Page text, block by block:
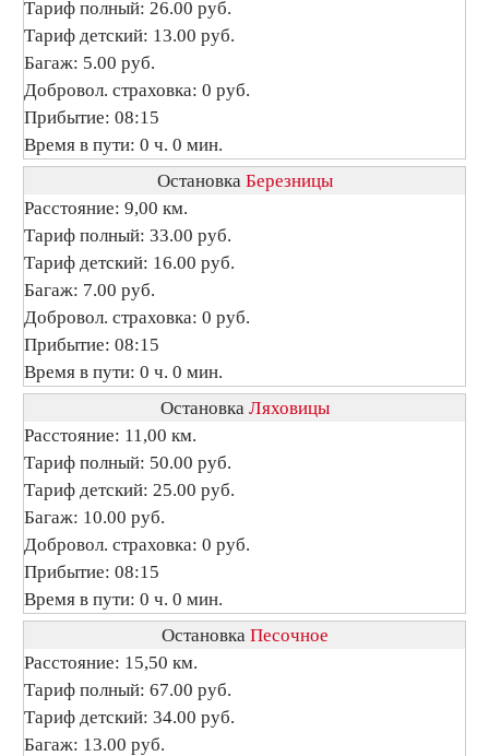
Тариф полный: 26.00 руб.
Тариф детский: 13.00 руб.
Багаж: 5.00 руб.
Добровол. страховка: 0 руб.
Прибытие: 08:15
Время в пути: 0 ч. 0 мин.
Остановка Березницы
Расстояние: 9,00 км.
Тариф полный: 33.00 руб.
Тариф детский: 16.00 руб.
Багаж: 7.00 руб.
Добровол. страховка: 0 руб.
Прибытие: 08:15
Время в пути: 0 ч. 0 мин.
Остановка Ляховицы
Расстояние: 11,00 км.
Тариф полный: 50.00 руб.
Тариф детский: 25.00 руб.
Багаж: 10.00 руб.
Добровол. страховка: 0 руб.
Прибытие: 08:15
Время в пути: 0 ч. 0 мин.
Остановка Песочное
Расстояние: 15,50 км.
Тариф полный: 67.00 руб.
Тариф детский: 34.00 руб.
Багаж: 13.00 руб.